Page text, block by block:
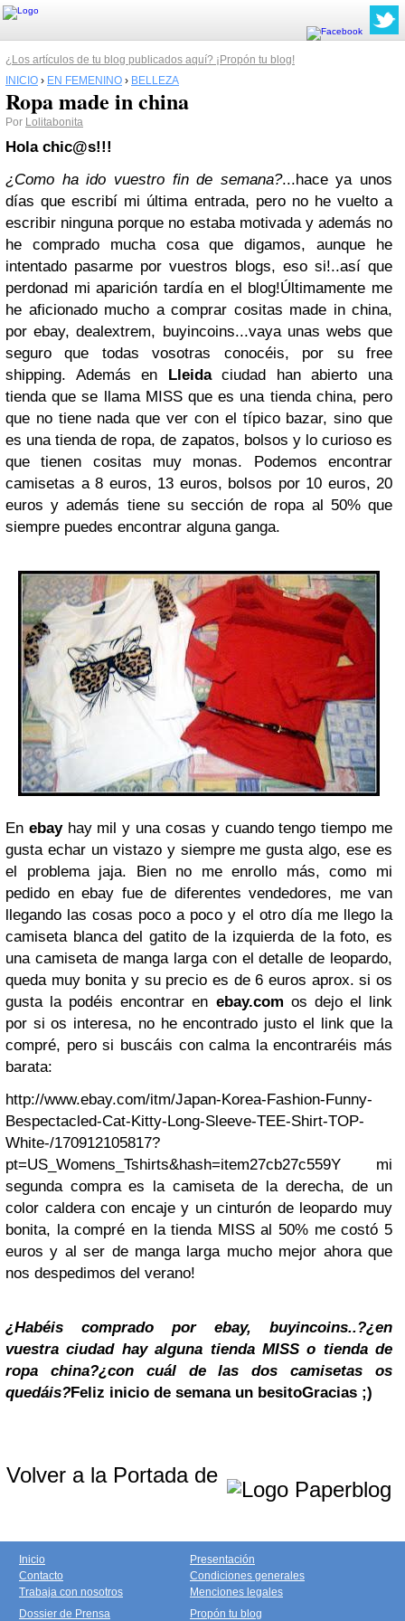
¿Los artículos de tu blog publicados aquí? ¡Propón tu blog!
INICIO › EN FEMENINO › BELLEZA
Ropa made in china
Por Lolitabonita
Hola chic@s!!!
¿Como ha ido vuestro fin de semana?...hace ya unos
días que escribí mi última entrada, pero no he vuelto a
escribir ninguna porque no estaba motivada y además no
he comprado mucha cosa que digamos, aunque he
intentado pasarme por vuestros blogs, eso si!..así que
perdonad mi aparición tardía en el blog!Últimamente me
he aficionado mucho a comprar cositas made in china,
por ebay, dealextrem, buyincoins...vaya unas webs que
seguro que todas vosotras conocéis, por su free
shipping. Además en Lleidaciudad han abierto una
tienda que se llama MISS que es una tienda china, pero
que no tiene nada que ver con el típico bazar, sino que
es una tienda de ropa, de zapatos, bolsos y lo curioso es
que tienen cositas muy monas. Podemos encontrar
camisetas a 8 euros, 13 euros, bolsos por 10 euros, 20
euros y además tiene su sección de ropa al 50% que
siempre puedes encontrar alguna ganga.
En ebayhay mil y una cosas y cuando tengo tiempo me
gusta echar un vistazo y siempre me gusta algo, ese es
el problema jaja. Bien no me enrollo más, como mi
pedido en ebay fue de diferentes vendedores, me van
llegando las cosas poco a poco y el otro día me llego la
camiseta blanca del gatito de la izquierda de la foto, es
una camiseta de manga larga con el detalle de leopardo,
queda muy bonita y su precio es de 6 euros aprox. si os
gusta la podéis encontrar en ebay.com os dejo el link
por si os interesa, no he encontrado justo el link que la
compré, pero si buscáis con calma la encontraréis más
barata:
http://www.ebay.com/itm/Japan-Korea-Fashion-Funny-
Bespectacled-Cat-Kitty-Long-Sleeve-TEE-Shirt-TOP-
White-/170912105817?
pt=US_Womens_Tshirts&hash=item27cb27c559Y mi
segunda compra es la camiseta de la derecha, de un
color caldera con encaje y un cinturón de leopardo muy
bonita, la compré en la tienda MISS al 50% me costó 5
euros y al ser de manga larga mucho mejor ahora que
nos despedimos del verano!
¿Habéis comprado por ebay, buyincoins..?¿en
vuestra ciudad hay alguna tienda MISS o tienda de
ropa china?¿con cuál de las dos camisetas os
quedáis?Feliz inicio de semana un besitoGracias ;)
Volver a la Portada de
Inicio
Contacto
Trabaja con nosotros
Presentación
Condiciones generales
Menciones legales
Dossier de Prensa
Propón tu blog